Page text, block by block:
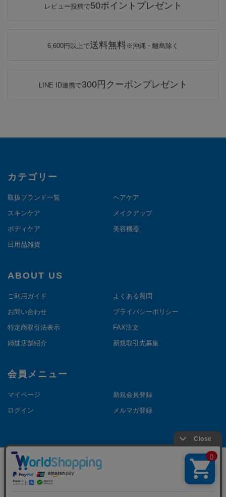
レビュー投稿で50ポイントプレゼント
6,600円以上で送料無料※沖縄・離島除く
LINE ID連携で300円クーポンプレゼント
カテゴリー
取扱ブランド一覧 ヘアケア
スキンケア メイクアップ
ボディケア 美容機器
日用品雑貨
ABOUT US
ご利用ガイド よくある質問
お問い合わせ プライバシーポリシー
特定商取引法表示 FAX注文
姉妹店舗紹介 新規取引先募集
会員メニュー
マイページ 新規会員登録
ログイン メルマガ登録